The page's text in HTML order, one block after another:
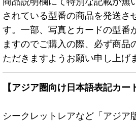
されている型番の商品を発送さ
す。一部、写真とカードの型番
ますのでご購入の際、必ず商品
ただきますようお願い申し上げ
【アジア圏向け日本語表記カー
シークレットレアなど「アジア